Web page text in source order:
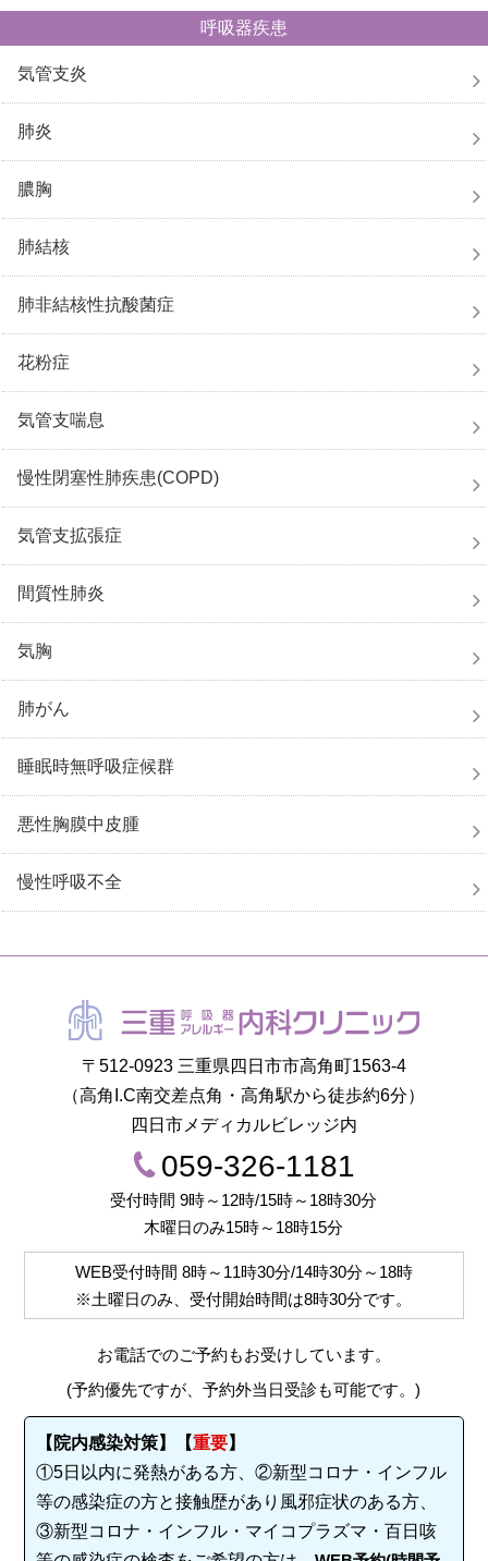
呼吸器疾患
気管支炎
肺炎
膿胸
肺結核
肺非結核性抗酸菌症
花粉症
気管支喘息
慢性閉塞性肺疾患(COPD)
気管支拡張症
間質性肺炎
気胸
肺がん
睡眠時無呼吸症候群
悪性胸膜中皮腫
慢性呼吸不全
〒512-0923 三重県四日市市高角町1563-4
（高角I.C南交差点角・高角駅から徒歩約6分）
四日市メディカルビレッジ内
059-326-1181
受付時間 9時～12時/15時～18時30分
木曜日のみ15時～18時15分
WEB受付時間 8時～11時30分/14時30分～18時
※土曜日のみ、受付開始時間は8時30分です。
お電話でのご予約もお受けしています。
(予約優先ですが、予約外当日受診も可能です。)
【院内感染対策】【重要】
①5日以内に発熱がある方、②新型コロナ・インフル
等の感染症の方と接触歴があり風邪症状のある方、
③新型コロナ・インフル・マイコプラズマ・百日咳